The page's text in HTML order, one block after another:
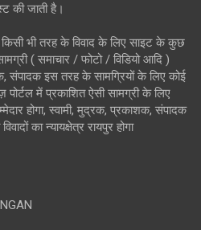
की जाती है।
भी तरह के विवाद के लिए साइट के कुछ
( समाचार / फोटो / विडियो आदि )
संपादक इस तरह के सामग्रियों के लिए कोई
पोर्टल में प्रकाशित ऐसी सामग्री के लिए
होगा, स्वामी, मुद्रक, प्रकाशक, संपादक
का न्यायक्षेत्र रायपुर होगा